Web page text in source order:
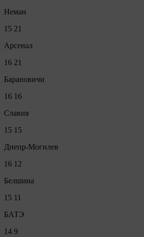
Неман
15 21
Арсенал
16 21
Барановичи
16 16
Славия
15 15
Днепр-Могилев
16 12
Белшина
15 11
БАТЭ
14 9